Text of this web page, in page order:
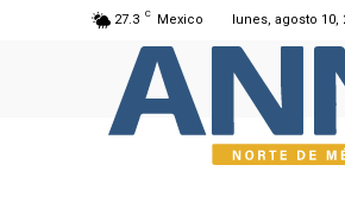
27.3 C Mexico lunes, agosto 10,